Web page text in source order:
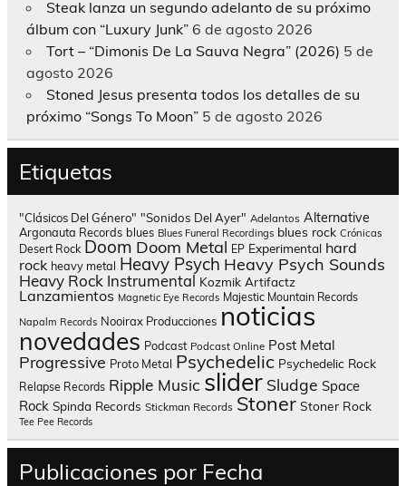
Steak lanza un segundo adelanto de su próximo
álbum con “Luxury Junk” 6 de agosto 2026
Tort – “Dimonis De La Sauva Negra” (2026) 5 de
agosto 2026
Stoned Jesus presenta todos los detalles de su
próximo “Songs To Moon” 5 de agosto 2026
Etiquetas
"Clásicos Del Género" "Sonidos Del Ayer" Adelantos Alternative
Argonauta Records blues Blues Funeral Recordings blues rock Crónicas
Desert Rock Doom Doom Metal EP Experimental hard
rock heavy metal Heavy Psych Heavy Psych Sounds
Heavy Rock Instrumental Kozmik Artifactz
Lanzamientos Magnetic Eye Records Majestic Mountain Records
Napalm Records Nooirax Producciones noticias
novedades Podcast Podcast Online Post Metal
Progressive Proto Metal Psychedelic Psychedelic Rock
Relapse Records Ripple Music slider Sludge Space
Rock Spinda Records Stickman Records Stoner Stoner Rock
Tee Pee Records
Publicaciones por Fecha